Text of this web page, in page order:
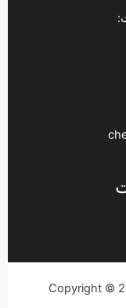
Copyright ©